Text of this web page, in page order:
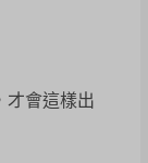
才會這樣出